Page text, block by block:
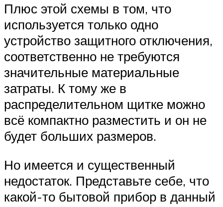
Плюс этой схемы в том, что
используется только одно
устройство защитного отключения,
соответственно не требуются
значительные материальные
затраты. К тому же в
распределительном щитке можно
всё компактно разместить и он не
будет больших размеров.
Но имеется и существенный
недостаток. Представьте себе, что
какой-то бытовой прибор в данный